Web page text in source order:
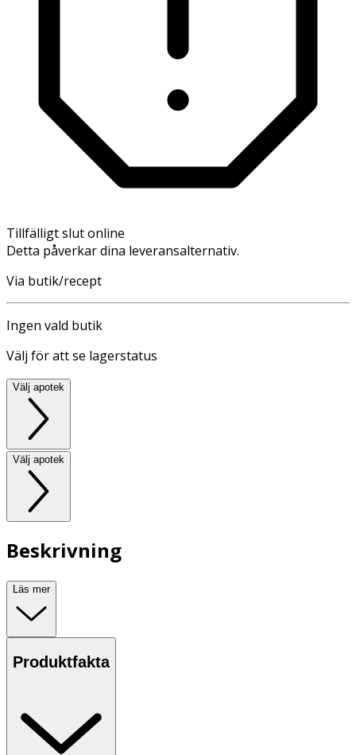
Tillfälligt slut online
Detta påverkar dina leveransalternativ.
Via butik/recept
Ingen vald butik
Välj för att se lagerstatus
Välj apotek
Välj apotek
Beskrivning
Läs mer
Produktfakta